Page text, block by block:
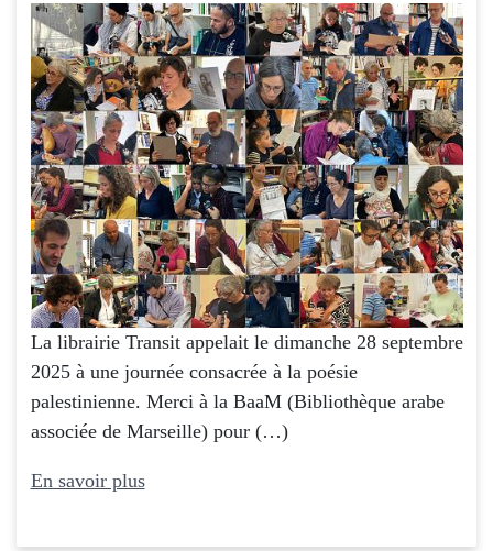
La librairie Transit appelait le dimanche 28 septembre
2025 à une journée consacrée à la poésie
palestinienne. Merci à la BaaM (Bibliothèque arabe
associée de Marseille) pour (…)
En savoir plus